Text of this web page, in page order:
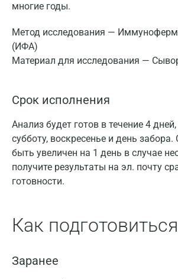
многие годы.
Метод исследования —
(ИФА)
Материал для исследования —
Срок исполнения
Анализ будет готов в течение 4
субботу, воскресенье и день
быть увеличен на 1 день в случае
получите результаты на эл. почту
готовности.
Как подготовиться
Заранее